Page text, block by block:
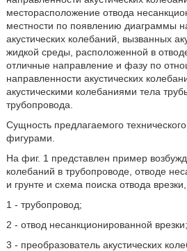
месторасположение отвода
местности по появлению диаграммы
акустических колебаний, вызванных
жидкой среды, расположенной в
отличные направление и фазу по
направленности акустических
акустическими колебаниями тела
трубопровода.
Сущность предлагаемого
фигурами.
На фиг. 1 представлен пример
колебаний в трубопроводе, отводе
и грунте и схема поиска отвода врезки,
1 - трубопровод;
2 - отвод несанкционированной врезки;
3 - преобразователь акустических